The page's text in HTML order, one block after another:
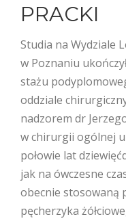
PRACKI
Studia na Wydziale
w Poznaniu
stażu
oddziale
nadzorem dr
w chirurgii ogólnej
połowie lat
jak na ówczesne
obecnie stosowaną
pęcherzyka